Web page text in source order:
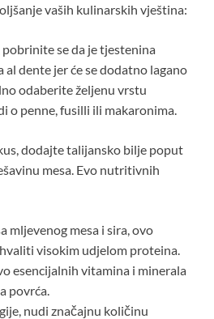
vaših kulinarskih vještina:
se da je tjestenina
al dente jer će se dodatno lagano
odaberite željenu vrstu
o penne, fusilli ili makaronima.
dodajte talijansko bilje poput
mesa. Evo nutritivnih
mljevenog mesa i sira, ovo
visokim udjelom proteina.
esencijalnih vitamina i minerala
povrća.
nudi značajnu količinu